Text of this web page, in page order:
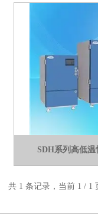
SDH系列高低
共 1 条记录，当前 1 /